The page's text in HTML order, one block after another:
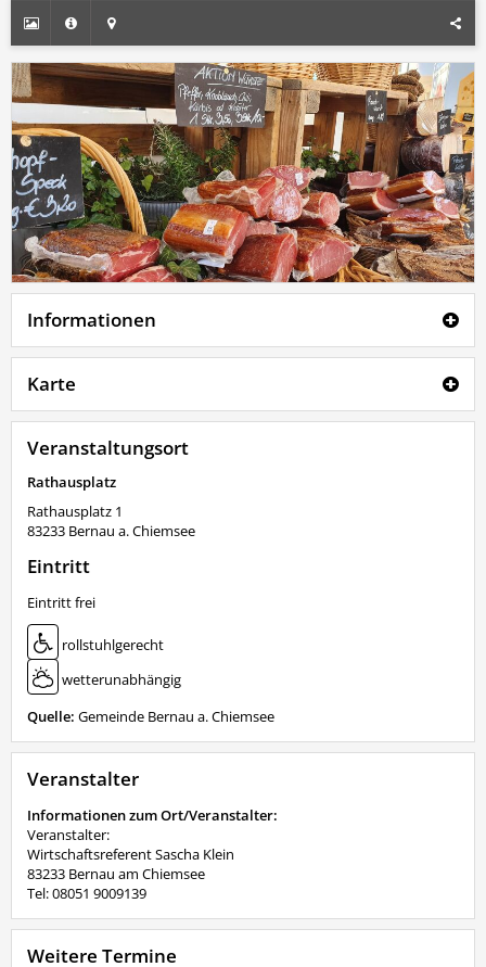
Informationen
Karte
Veranstaltungsort
Rathausplatz
Rathausplatz 1
83233 Bernau a. Chiemsee
Eintritt
Eintritt frei
rollstuhlgerecht
wetterunabhängig
Quelle: Gemeinde Bernau a. Chiemsee
Veranstalter
Informationen zum Ort/Veranstalter:
Veranstalter:
Wirtschaftsreferent Sascha Klein
83233 Bernau am Chiemsee
Tel: 08051 9009139
Weitere Termine